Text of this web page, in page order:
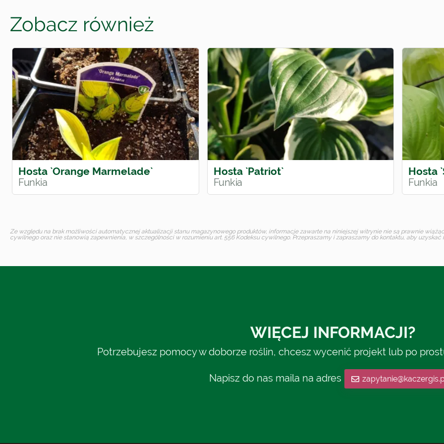
Zobacz również
Hosta `Orange Marmelade`
Funkia
Hosta `Patriot`
Funkia
Hosta
Funkia
Ze względu na brak możliwości automatycznej aktualizacji stanu magazynowego produktów, informacje zawarte na niniejszej witrynie nie są prawnie
cywilnego oraz nie stanowią zapewnienia, w szczególności w rozumieniu art. 556 Kodeksu cywilnego. Przepraszamy i zapraszamy do kontaktu, aby
WIĘCEJ INFORMACJI?
Potrzebujesz pomocy w doborze roślin, chcesz wycenić projekt lub po
Napisz do nas maila na adres